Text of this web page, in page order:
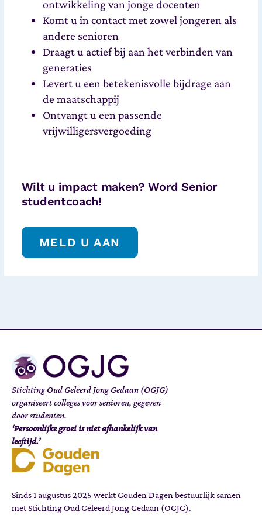
ontwikkeling van jonge docenten
Komt u in contact met zowel jongeren als
andere senioren
Draagt u actief bij aan het verbinden van
generaties
Levert u een betekenisvolle bijdrage aan
de maatschappij
Ontvangt u een passende
vrijwilligersvergoeding
Wilt u impact maken? Word Senior
studentcoach!
MELD U AAN
Stichting Oud Geleerd Jong Gedaan (OGJG)
organiseert colleges voor senioren, gegeven
door studenten.
‘Persoonlijke groei is niet afhankelijk van
leeftijd.’
Sinds 1 augustus 2025 werkt Gouden Dagen bestuurlijk samen
met Stichting Oud Geleerd Jong Gedaan (OGJG).